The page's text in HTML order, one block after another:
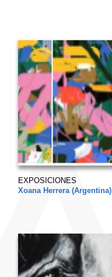
EXPOSICIONES
Xoana Herrera (Argentina)